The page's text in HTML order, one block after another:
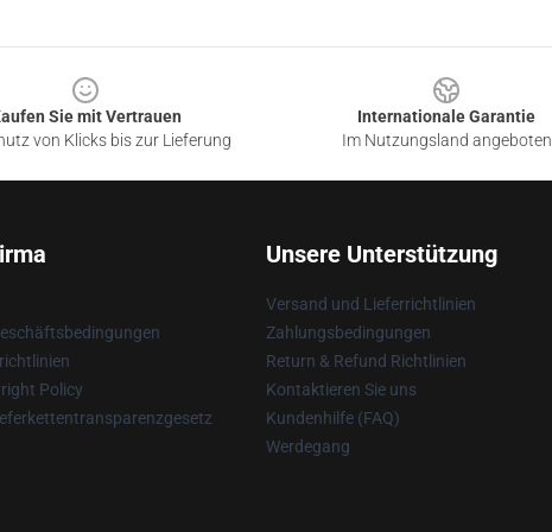
Sie mit Vertrauen
von Klicks bis zur Lieferung
Internationale Garantie
Im Nutzungsland angeboten
Policy
Unsere Unterstützung
Versand und Lieferrichtlinien
Zahlungsbedingungen
Return & Refund Richtlinien
Kontaktieren Sie uns
Kundenhilfe (FAQ)
Werdegang